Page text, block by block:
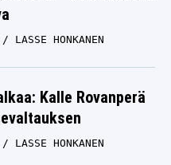
Kalle Rovanperä
LASSE HONKANEN